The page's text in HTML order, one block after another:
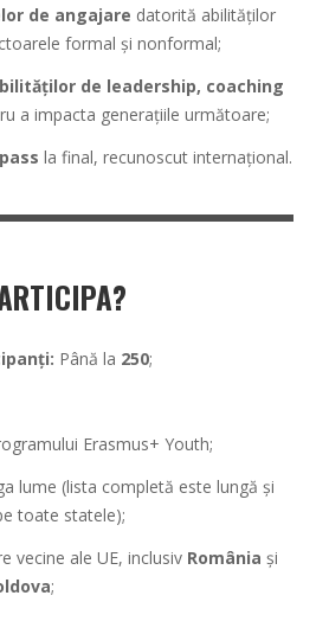
de angajare datorită abilităților
formal și nonformal;
de leadership, coaching
a impacta generațiile următoare;
la final, recunoscut internațional.
Până la 250;
Erasmus+ Youth;
lume (lista completă este lungă și
toate statele);
vecine ale UE, inclusiv România și
;